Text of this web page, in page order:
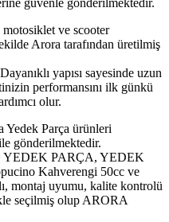
ve scooter
Arora tarafından üretilmiş
yapısı sayesinde uzun
performansını ilk günkü
olur.
Yedek Parça ürünleri
gönderilmektedir.
YEDEK PARÇA, YEDEK
Kahverengi 50cc ve
montaj uyumu, kalite kontrolü
seçilmiş olup ARORA